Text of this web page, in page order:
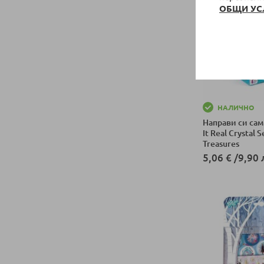
ОБЩИ
НАЛИЧНО
Направи си
It Real Crystal
Treasures
5,06 € /9,90